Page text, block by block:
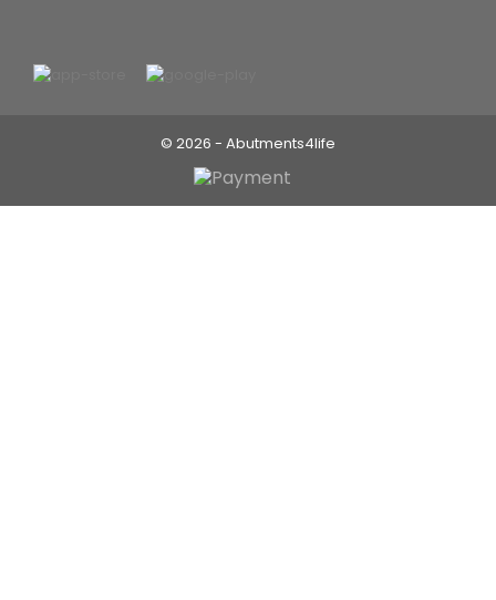
© 2026 - Abutments4life